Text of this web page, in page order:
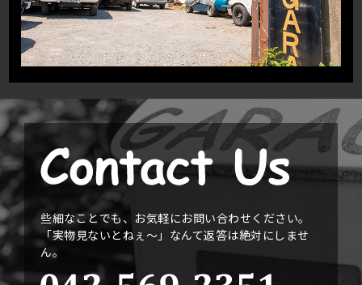
些細なことでも、お気軽にお問い合わせください。
「実物見ないとねぇ〜」なんて返答は絶対にしませ
ん。